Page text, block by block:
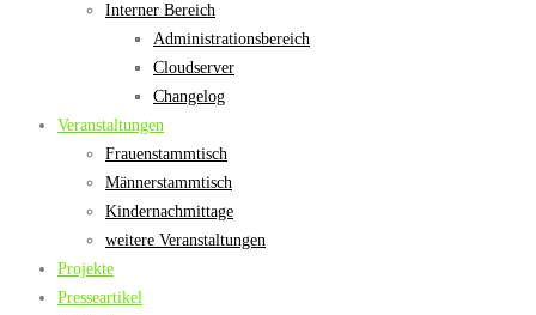
Interner Bereich
Administrationsbereich
Cloudserver
Changelog
Veranstaltungen
Frauenstammtisch
Männerstammtisch
Kindernachmittage
weitere Veranstaltungen
Projekte
Presseartikel